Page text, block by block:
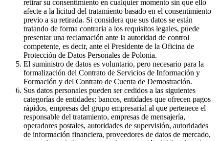
retirar su consentimiento en cualquier momento sin que ello
afecte a la licitud del tratamiento basado en el consentimiento
previo a su retirada. Si considera que sus datos se están
tratando de forma contraria a los requisitos legales, puede
presentar una reclamación ante la autoridad de control
competente, es decir, ante el Presidente de la Oficina de
Protección de Datos Personales de Polonia.
El suministro de datos es voluntario, pero necesario para la
formalización del Contrato de Servicios de Información y
Formación y del Contrato de Cuenta de Demostración.
Sus datos personales pueden ser cedidos a las siguientes
categorías de entidades: bancos, entidades que ofrecen pagos
rápidos, empresas del grupo empresarial al que pertenece el
responsable del tratamiento, empresas de mensajería,
operadores postales, autoridades de supervisión, autoridades
de información financiera, proveedores de datos de mercado,